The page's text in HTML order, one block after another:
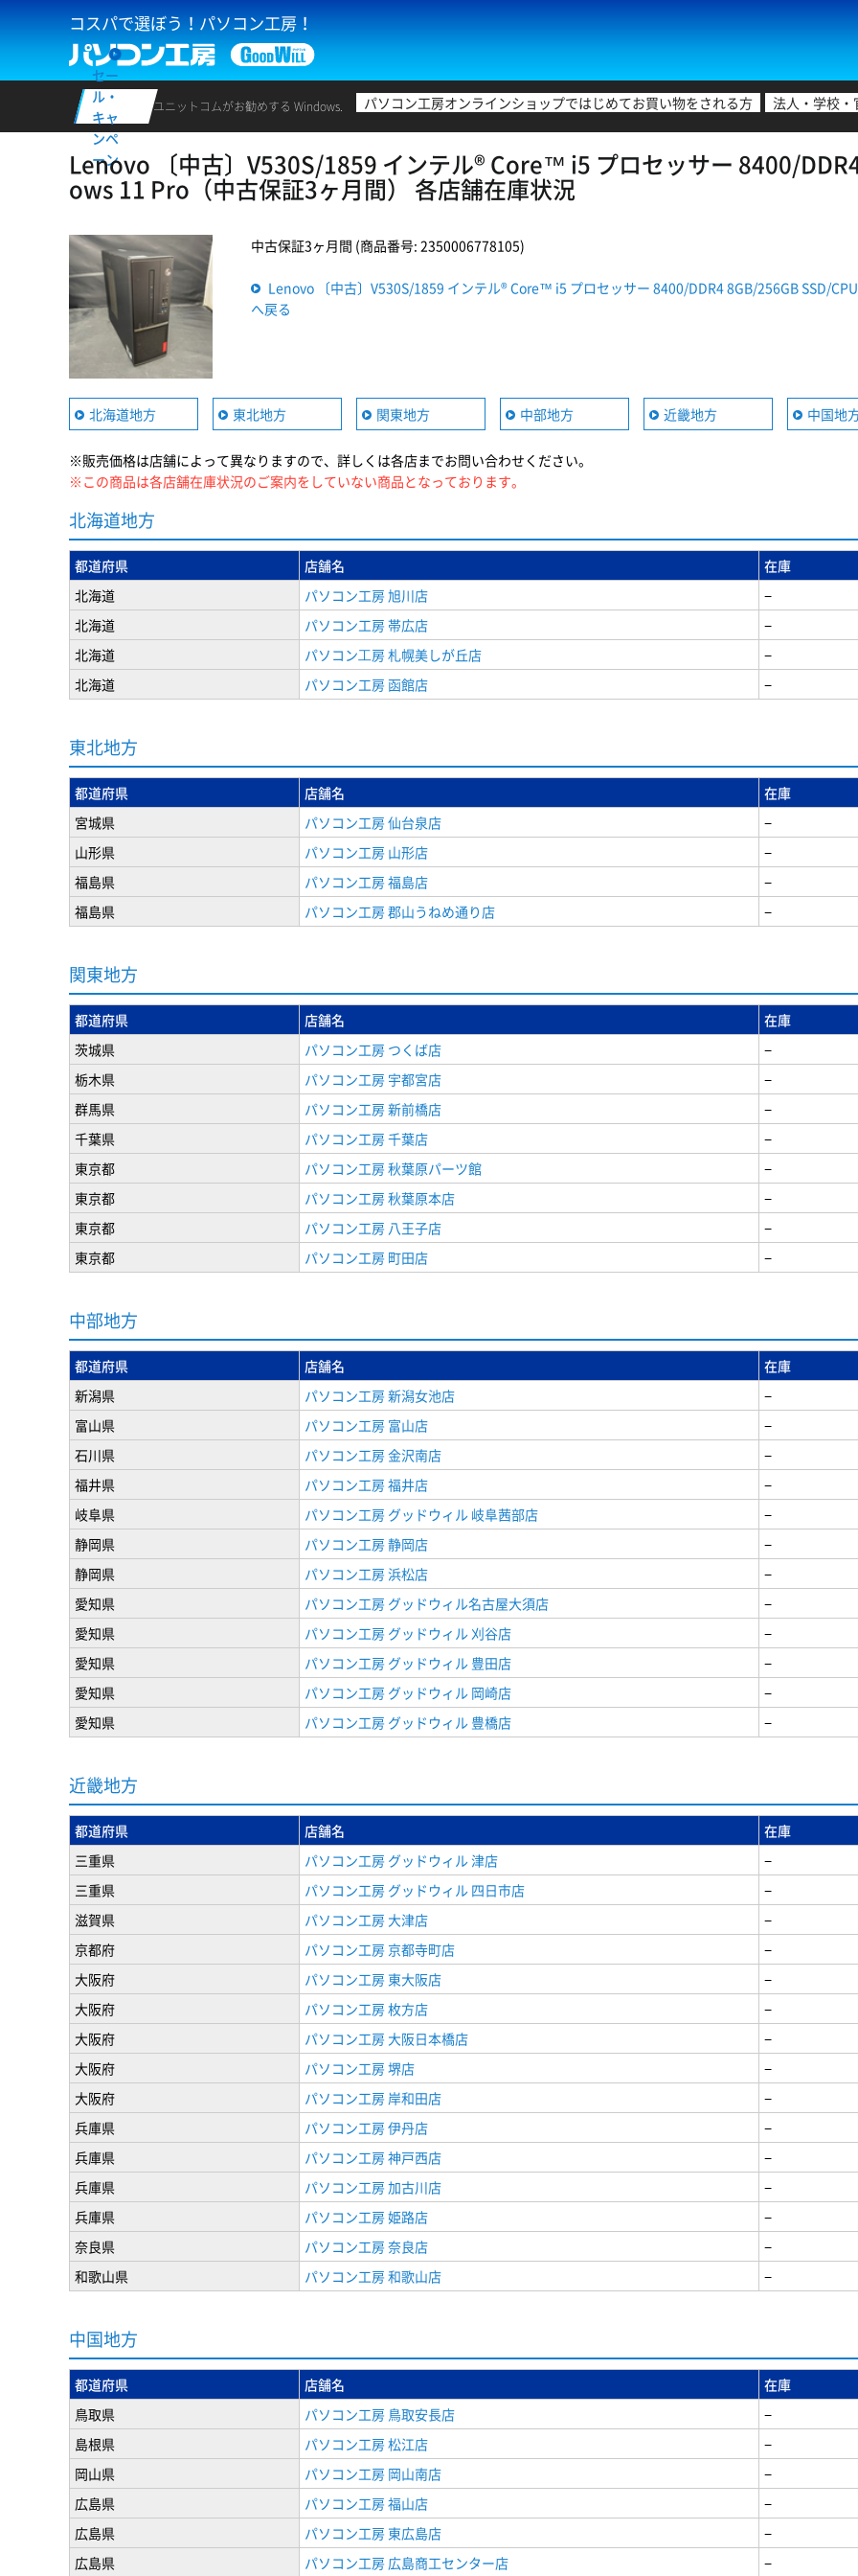
コスパで選ぼう！パソコン工房！
セー
ル・
キャ
ンペ
ーン
ユニットコムがお勧めする Windows. パソコン工房オンラインショップではじめてお買い物をされる方 法人・学校
Lenovo 〔中古〕V530S/1859 インテル® Core™ i5 プロセッサー 8400/
ows 11 Pro（中古保証3ヶ月間） 各店舗在庫状況
中古保証3ヶ月間 (商品番号: 2350006778105)
Lenovo 〔中古〕V530S/1859 インテル® Core™ i5 プロセッサー 8400/DDR4 8GB/256GB SSD/
へ戻る
北海道地方 東北地方 関東地方 中部地方 近畿地方 中国地
※販売価格は店舗によって異なりますので、詳しくは各店までお問い合わせください。
※この商品は各店舗在庫状況のご案内をしていない商品となっております。
北海道地方
都道府県 店舗名
在庫
北海道
パソコン工房 旭川店
−
北海道
パソコン工房 帯広店
−
北海道
パソコン⼯房 札幌美しが丘店
−
北海道
パソコン工房 函館店 −
東北地方
都道府県 店舗名
在庫
宮城県
パソコン工房 仙台泉店
−
山形県
パソコン工房 山形店
−
福島県
パソコン工房 福島店
−
福島県
パソコン工房 郡山うねめ通り店 −
関東地方
都道府県 店舗名
在庫
茨城県
パソコン工房 つくば店
−
栃木県
パソコン工房 宇都宮店
−
群馬県
パソコン工房 新前橋店
−
千葉県
パソコン工房 千葉店
−
東京都
パソコン工房 秋葉原パーツ館
−
東京都
パソコン工房 秋葉原本店
−
東京都
パソコン工房 八王子店
−
東京都
パソコン工房 町田店 −
中部地方
都道府県 店舗名
在庫
新潟県
パソコン工房 新潟女池店
−
富山県
パソコン工房 富山店
−
石川県
パソコン工房 金沢南店
−
福井県
パソコン工房 福井店
−
岐阜県
パソコン工房 グッドウィル 岐阜茜部店
−
静岡県
パソコン工房 静岡店
−
静岡県
パソコン工房 浜松店
−
愛知県
パソコン工房 グッドウィル名古屋大須店
−
愛知県
パソコン工房 グッドウィル 刈谷店
−
愛知県
パソコン工房 グッドウィル 豊田店
−
愛知県
パソコン工房 グッドウィル 岡崎店
−
愛知県
パソコン工房 グッドウィル 豊橋店 −
近畿地方
都道府県 店舗名
在庫
三重県
パソコン工房 グッドウィル 津店
−
三重県
パソコン工房 グッドウィル 四日市店
−
滋賀県
パソコン工房 大津店
−
京都府
パソコン工房 京都寺町店
−
大阪府
パソコン工房 東大阪店
−
大阪府
パソコン工房 枚方店
−
大阪府
パソコン工房 大阪日本橋店
−
大阪府
パソコン工房 堺店
−
大阪府
パソコン工房 岸和田店
−
兵庫県
パソコン工房 伊丹店
−
兵庫県
パソコン工房 神戸西店
−
兵庫県
パソコン工房 加古川店
−
兵庫県
パソコン工房 姫路店
−
奈良県
パソコン工房 奈良店
−
和歌山県
パソコン工房 和歌山店 −
中国地方
都道府県 店舗名
在庫
鳥取県
パソコン工房 鳥取安長店
−
島根県
パソコン工房 松江店
−
岡山県
パソコン工房 岡山南店
−
広島県
パソコン工房 福山店
−
広島県
パソコン工房 東広島店
−
広島県
パソコン工房 広島商工センター店
−